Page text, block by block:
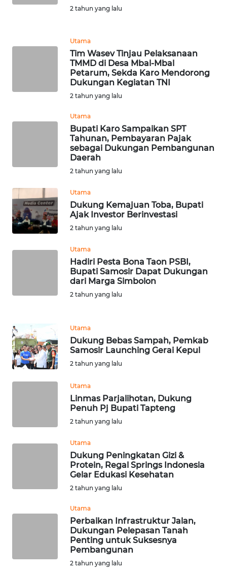
2 tahun yang lalu
Utama
Tim Wasev Tinjau Pelaksanaan
TMMD di Desa Mbal-Mbal
Petarum, Sekda Karo Mendorong
Dukungan Kegiatan TNI
2 tahun yang lalu
Utama
Bupati Karo Sampaikan SPT
Tahunan, Pembayaran Pajak
sebagai Dukungan Pembangunan
Daerah
2 tahun yang lalu
Utama
Dukung Kemajuan Toba, Bupati
Ajak Investor Berinvestasi
2 tahun yang lalu
Utama
Hadiri Pesta Bona Taon PSBI,
Bupati Samosir Dapat Dukungan
dari Marga Simbolon
2 tahun yang lalu
Utama
Dukung Bebas Sampah, Pemkab
Samosir Launching Gerai Kepul
2 tahun yang lalu
Utama
Linmas Parjalihotan, Dukung
Penuh Pj Bupati Tapteng
2 tahun yang lalu
Utama
Dukung Peningkatan Gizi &
Protein, Regal Springs Indonesia
Gelar Edukasi Kesehatan
2 tahun yang lalu
Utama
Perbaikan Infrastruktur Jalan,
Dukungan Pelepasan Tanah
Penting untuk Suksesnya
Pembangunan
2 tahun yang lalu
WN
SULUT
WN
MALUT
DAIRI
WN
DANAU
TOBA
WN